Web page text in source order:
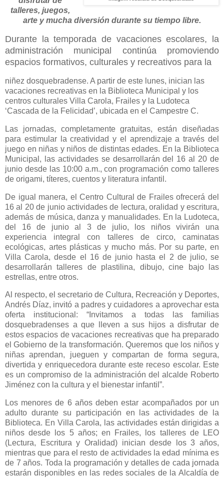
talleres, juegos,
arte y mucha diversión durante su tiempo libre.
Durante la temporada de vacaciones escolares, la
administración municipal continúa promoviendo
espacios formativos, culturales y recreativos para la
niñez dosquebradense. A partir de este lunes, inician las
vacaciones recreativas en la Biblioteca Municipal y los
centros culturales Villa Carola, Frailes y la Ludoteca
‘Cascada de la Felicidad’, ubicada en el Campestre C.
Las jornadas, completamente gratuitas, están diseñadas
para estimular la creatividad y el aprendizaje a través del
juego en niñas y niños de distintas edades. En la Biblioteca
Municipal, las actividades se desarrollarán del 16 al 20 de
junio desde las 10:00 a.m., con programación como talleres
de origami, títeres, cuentos y literatura infantil.
De igual manera, el Centro Cultural de Frailes ofrecerá del
16 al 20 de junio actividades de lectura, oralidad y escritura,
además de música, danza y manualidades. En la Ludoteca,
del 16 de junio al 3 de julio, los niños vivirán una
experiencia integral con talleres de circo, caminatas
ecológicas, artes plásticas y mucho más. Por su parte, en
Villa Carola, desde el 16 de junio hasta el 2 de julio, se
desarrollarán talleres de plastilina, dibujo, cine bajo las
estrellas, entre otros.
Al respecto, el secretario de Cultura, Recreación y Deportes,
Andrés Díaz, invitó a padres y cuidadores a aprovechar esta
oferta institucional: “Invitamos a todas las familias
dosquebradenses a que lleven a sus hijos a disfrutar de
estos espacios de vacaciones recreativas que ha preparado
el Gobierno de la transformación. Queremos que los niños y
niñas aprendan, jueguen y compartan de forma segura,
divertida y enriquecedora durante este receso escolar. Este
es un compromiso de la administración del alcalde Roberto
Jiménez con la cultura y el bienestar infantil”.
Los menores de 6 años deben estar acompañados por un
adulto durante su participación en las actividades de la
Biblioteca. En Villa Carola, las actividades están dirigidas a
niños desde los 5 años; en Frailes, los talleres de LEO
(Lectura, Escritura y Oralidad) inician desde los 3 años,
mientras que para el resto de actividades la edad mínima es
de 7 años. Toda la programación y detalles de cada jornada
estarán disponibles en las redes sociales de la Alcaldía de